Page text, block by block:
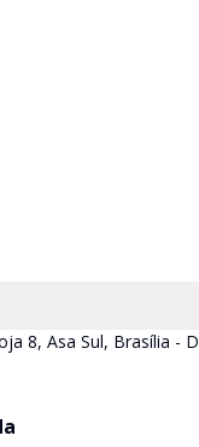
8, Asa Sul, Brasília -